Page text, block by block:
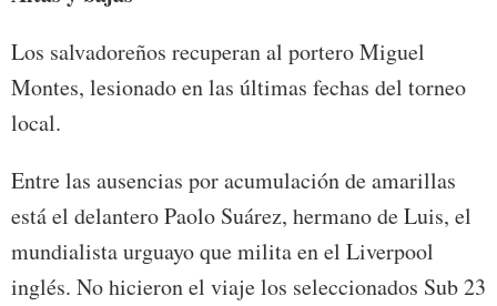
Los salvadoreños recuperan al portero Miguel
Montes, lesionado en las últimas fechas del torneo
local.
Entre las ausencias por acumulación de amarillas
está el delantero Paolo Suárez, hermano de Luis, el
mundialista urguayo que milita en el Liverpool
inglés. No hicieron el viaje los seleccionados Sub 23